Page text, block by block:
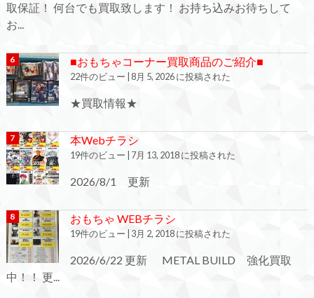
取保証！ 何台でも買取致します！ お持ち込みお待ちして
お...
■おもちゃコーナー買取商品のご紹介■
22件のビュー 8月 5, 2026 に投稿された
★買取情報★
本Webチラシ
19件のビュー 7月 13, 2018 に投稿された
2026/8/1 更新
おもちゃ WEBチラシ
19件のビュー 3月 2, 2018 に投稿された
2026/6/22 更新 METAL BUILD 強化買取
中！！ 更...